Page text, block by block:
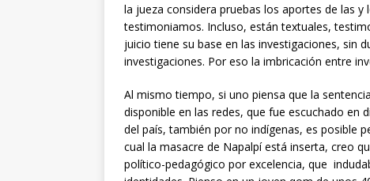
la jueza considera pruebas los aportes de las
testimoniamos. Incluso, están textuales,
juicio tiene su base en las investigaciones, sin
investigaciones. Por eso la imbricación entre
Al mismo tiempo, si uno piensa que la
disponible en las redes, que fue escuchado en
del país, también por no indígenas, es posible
cual la masacre de Napalpí está inserta, creo
político-pedagógico por excelencia, que